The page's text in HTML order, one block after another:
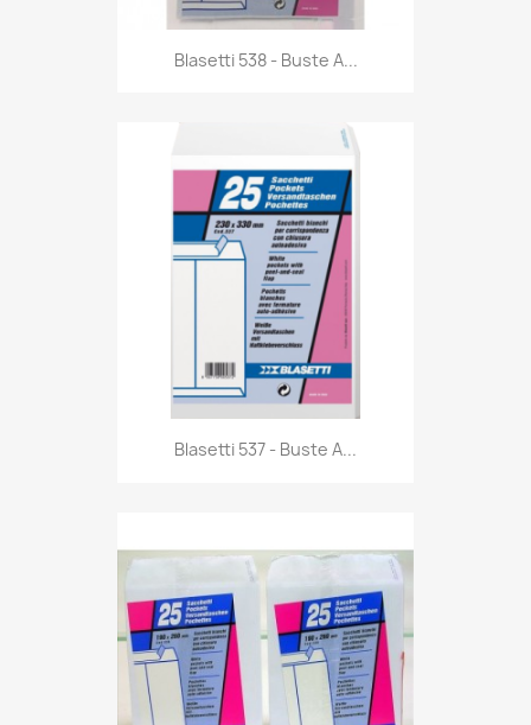
Anteprima
Blasetti 538 - Buste A...
Anteprima
Blasetti 537 - Buste A...